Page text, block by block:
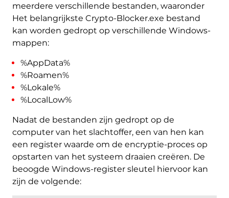
meerdere verschillende bestanden, waaronder
Het belangrijkste Crypto-Blocker.exe bestand
kan worden gedropt op verschillende Windows-
mappen:
%AppData%
%Roamen%
%Lokale%
%LocalLow%
Nadat de bestanden zijn gedropt op de
computer van het slachtoffer, een van hen kan
een register waarde om de encryptie-proces op
opstarten van het systeem draaien creëren. De
beoogde Windows-register sleutel hiervoor kan
zijn de volgende: